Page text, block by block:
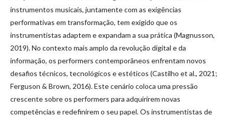
instrumentos musicais, juntamente com as exigências
performativas em transformação, tem exigido que os
instrumentistas adaptem e expandam a sua prática (Magnusson,
2019). No contexto mais amplo da revolução digital e da
informação, os performers contemporâneos enfrentam novos
desafios técnicos, tecnológicos e estéticos (Castilho et al., 2021;
Ferguson & Brown, 2016). Este cenário coloca uma pressão
crescente sobre os performers para adquirirem novas
competências e redefinirem o seu papel. Os instrumentistas de